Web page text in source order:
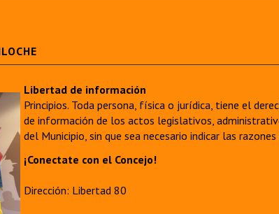
Libertad de información
Principios. Toda persona, física o jurídica, tiene el
de información de los actos legislativos,
del Municipio, sin que sea necesario indicar las
¡Conectate con el Concejo!
Dirección: Libertad 80